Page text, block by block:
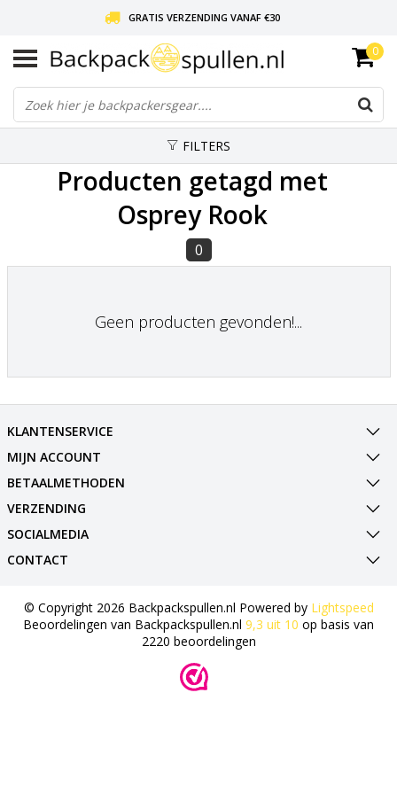
GRATIS VERZENDING VANAF €30
LIEFDE VOOR BACKPACKEN!
30 DAGEN GRATIS RETOUR
0
FILTERS
Producten getagd met
Osprey Rook
0
Geen producten gevonden!...
KLANTENSERVICE
MIJN ACCOUNT
BETAALMETHODEN
VERZENDING
SOCIALMEDIA
CONTACT
© Copyright 2026 Backpackspullen.nl Powered by Lightspeed
Beoordelingen van Backpackspullen.nl 9,3 uit 10 op basis van
2220 beoordelingen